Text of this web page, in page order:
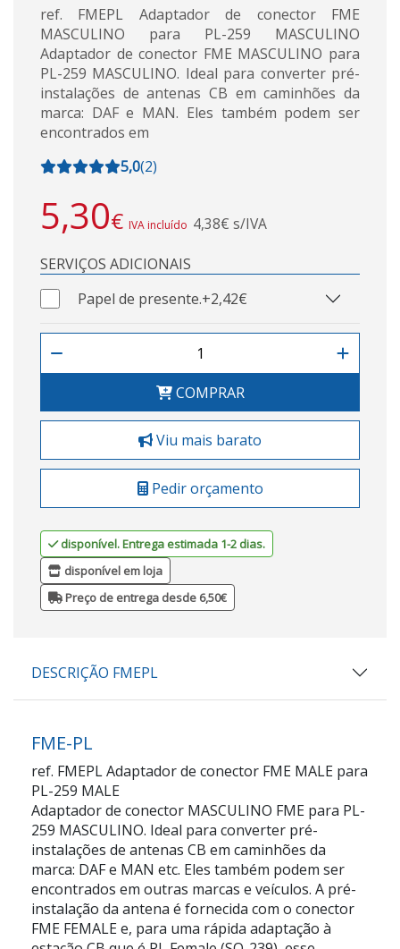
ref. FMEPL Adaptador de conector FME
MASCULINO para PL-259 MASCULINO
Adaptador de conector FME MASCULINO para
PL-259 MASCULINO. Ideal para converter pré-
instalações de antenas CB em caminhões da
marca: DAF e MAN. Eles também podem ser
encontrados em
5,0(2)
5,30€ IVA incluído 4,38€ s/IVA
SERVIÇOS ADICIONAIS
Papel de presente.+2,42€
COMPRAR
Viu mais barato
Pedir orçamento
disponível. Entrega estimada 1-2 dias.
disponível em loja
Preço de entrega desde 6,50€
DESCRIÇÃO FMEPL
FME-PL
ref. FMEPL Adaptador de conector FME MALE para
PL-259 MALE
Adaptador de conector MASCULINO FME para PL-
259 MASCULINO. Ideal para converter pré-
instalações de antenas CB em caminhões da
marca: DAF e MAN etc. Eles também podem ser
encontrados em outras marcas e veículos. A pré-
instalação da antena é fornecida com o conector
FME FEMALE e, para uma rápida adaptação à